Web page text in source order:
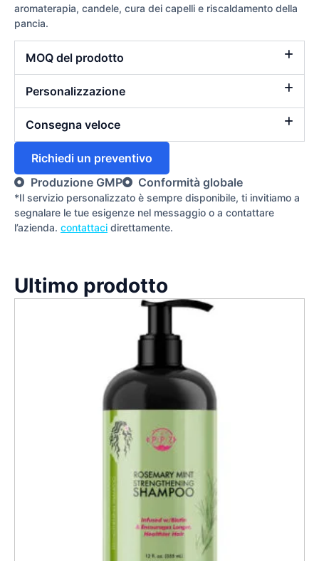
aromaterapia, candele, cura dei capelli e riscaldamento della
pancia.
MOQ del prodotto
Personalizzazione
Consegna veloce
Richiedi un preventivo
Produzione GMP
Conformità globale
*Il servizio personalizzato è sempre disponibile, ti invitiamo a
segnalare le tue esigenze nel messaggio o a contattare
l’azienda. contattaci direttamente.
Ultimo prodotto